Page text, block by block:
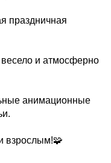
праздничная
и атмосферно
анимационные
взрослым!🧩